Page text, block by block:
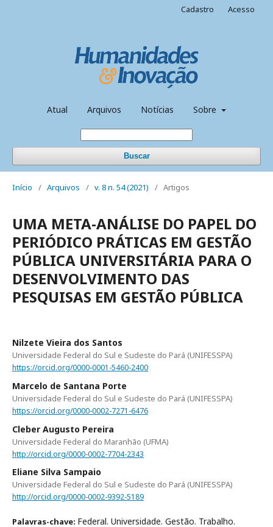
Atual Arquivos Notícias Sobre
Buscar
Cadastro Acesso
Início / Arquivos / v. 8 n. 54 (2021) / Artigos
UMA META-ANÁLISE DO PAPEL DO
PERIÓDICO PRÁTICAS EM GESTÃO
PÚBLICA UNIVERSITÁRIA PARA O
DESENVOLVIMENTO DAS
PESQUISAS EM GESTÃO PÚBLICA
Nilzete Vieira dos Santos
Universidade Federal do Sul e Sudeste do Pará (UNIFESSPA)
https://orcid.org/0000-0001-5460-2400
Marcelo de Santana Porte
Universidade Federal do Sul e Sudeste do Pará (UNIFESSPA)
https://orcid.org/0000-0002-7271-6476
Cleber Augusto Pereira
Universidade Federal do Maranhão (UFMA)
http://orcid.org/0000-0002-7704-2343
Eliane Silva Sampaio
Universidade Federal do Sul e Sudeste do Pará (UNIFESSPA)
http://orcid.org/0000-0002-9392-5189
Palavras-chave: Federal. Universidade. Gestão. Trabalho.